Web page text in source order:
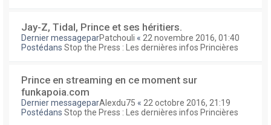
Jay-Z, Tidal, Prince et ses héritiers.
Dernier messageparPatchouli « 22 novembre 2016, 01:40
Postédans Stop the Press : Les dernières infos Princières
Prince en streaming en ce moment sur
funkapoia.com
Dernier messageparAlexdu75 « 22 octobre 2016, 21:19
Postédans Stop the Press : Les dernières infos Princières